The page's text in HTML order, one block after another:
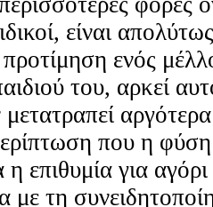
είναι
προτίμηση ενός
του, αρκεί
που η
επιθυμία για αγόρι
με τη